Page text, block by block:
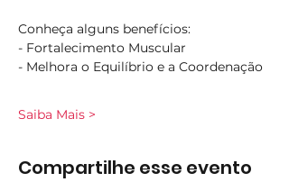
Conheça alguns benefícios:
- Fortalecimento Muscular
- Melhora o Equilíbrio e a Coordenação
Saiba Mais >
Compartilhe esse evento